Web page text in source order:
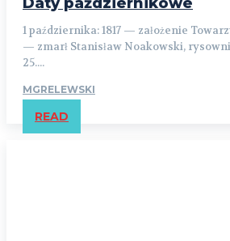
1 października: 1817 — założenie
— zmarł Stanisław Noakowski,
25....
MGRELEWSKI
READ